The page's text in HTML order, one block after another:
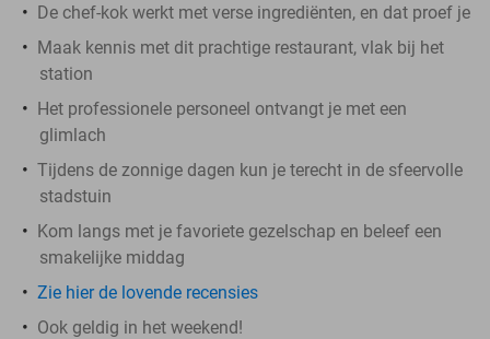
De chef-kok werkt met verse ingrediënten, en dat proef je
Maak kennis met dit prachtige restaurant, vlak bij het
station
Het professionele personeel ontvangt je met een
glimlach
Tijdens de zonnige dagen kun je terecht in de sfeervolle
stadstuin
Kom langs met je favoriete gezelschap en beleef een
smakelijke middag
Zie hier de lovende recensies
Ook geldig in het weekend!